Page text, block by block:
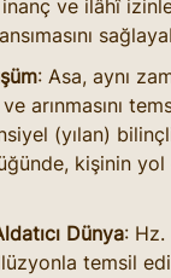
inanç ve ilâhî
: Asa, aynı
arınmasını
(yılan)
kişinin yol
Dünya: Hz.
temsil